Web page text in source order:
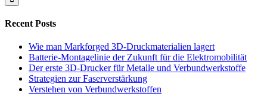
Recent Posts
Wie man Markforged 3D-Druckmaterialien lagert
Batterie-Montagelinie der Zukunft für die Elektromobilität
Der erste 3D-Drucker für Metalle und Verbundwerkstoffe
Strategien zur Faserverstärkung
Verstehen von Verbundwerkstoffen